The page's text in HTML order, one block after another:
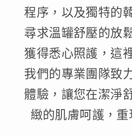
程序，以及獨特的
尋求溫罐舒壓的放
獲得悉心照護，這
我們的專業團隊致
體驗，讓您在潔淨
緻的肌膚呵護，重